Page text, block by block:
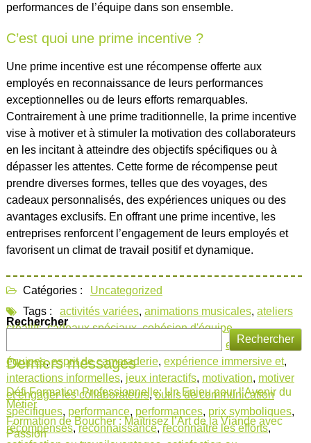
performances de l’équipe dans son ensemble.
C’est quoi une prime incentive ?
Une prime incentive est une récompense offerte aux
employés en reconnaissance de leurs performances
exceptionnelles ou de leurs efforts remarquables.
Contrairement à une prime traditionnelle, la prime incentive
vise à motiver et à stimuler la motivation des collaborateurs
en les incitant à atteindre des objectifs spécifiques ou à
dépasser les attentes. Cette forme de récompense peut
prendre diverses formes, telles que des voyages, des
cadeaux personnalisés, des expériences uniques ou des
avantages exclusifs. En offrant une prime incentive, les
entreprises renforcent l’engagement de leurs employés et
favorisent un climat de travail positif et dynamique.
Catégories :
Uncategorized
Tags :
activités variées, animations musicales, ateliers
créatifs,cadeaux spéciaux,cohésion d'équipe,
entreprises,
équipes,esprit de camaraderie, expérience immersive et,
interactions informelles, jeux interactifs, motivation, motiver
et engager les collaborateurs,outils de communication
spécifiques, performance, performances, prix symboliques,
récompenses,reconnaissance,reconnaître les efforts,
Rechercher
Rechercher
Derniers messages
Défi Formation Professionnelle: Un Enjeu pour l’Avenir du
Métier
Formation de Boucher : Maîtrisez l’Art de la Viande avec
Passion